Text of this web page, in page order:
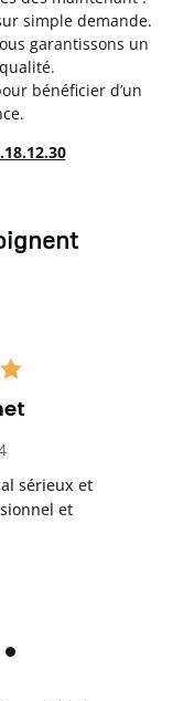
simple demande.
garantissons un
bénéficier d’un
sérieux et
et